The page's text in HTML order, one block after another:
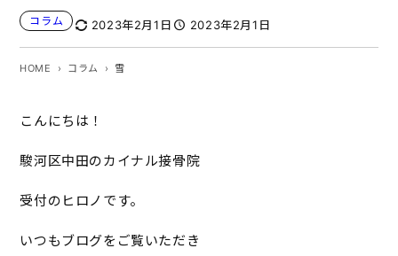
コラム 2023年2月1日 2023年2月1日
HOME コラム 雪
こんにちは！
駿河区中田のカイナル接骨院
受付のヒロノです。
いつもブログをご覧いただき